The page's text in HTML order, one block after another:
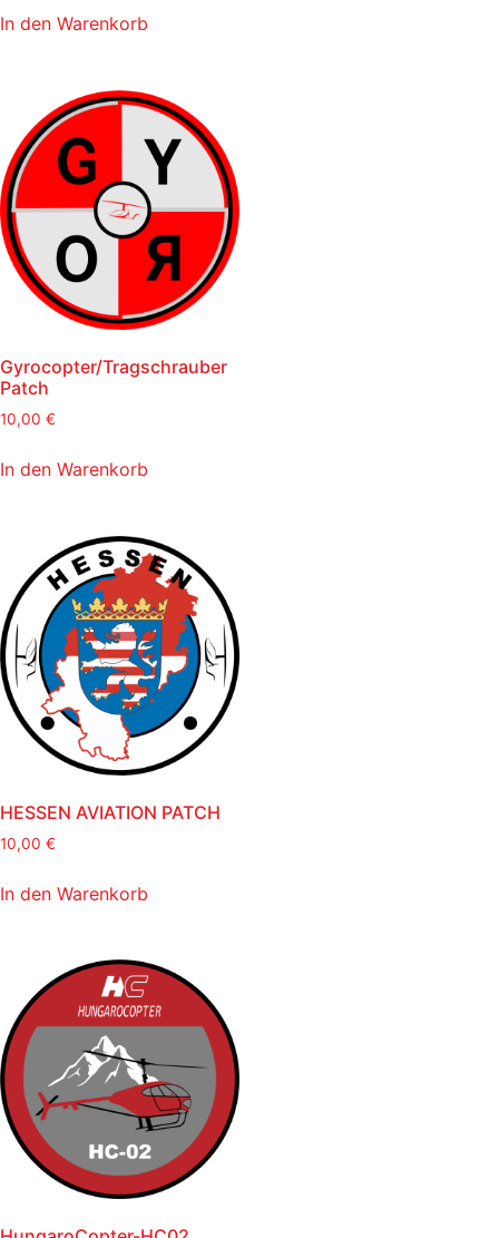
In den Warenkorb
Gyrocopter/Tragschrauber
Patch
10,00 €
In den Warenkorb
HESSEN AVIATION PATCH
10,00 €
In den Warenkorb